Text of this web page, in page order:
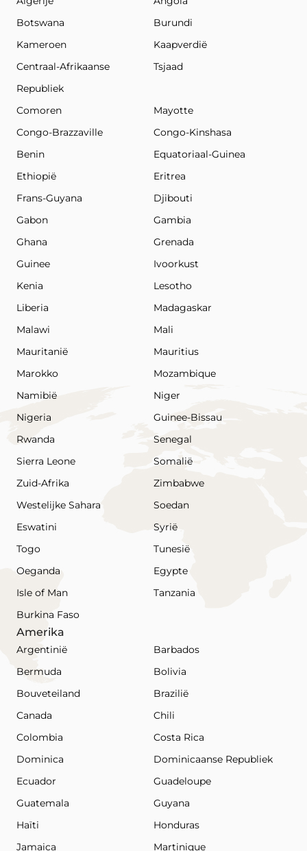
Botswana
Burundi
Kameroen
Kaapverdië
Centraal-Afrikaanse
Republiek
Tsjaad
Comoren
Mayotte
Congo-Brazzaville
Congo-Kinshasa
Benin
Equatoriaal-Guinea
Ethiopië
Eritrea
Frans-Guyana
Djibouti
Gabon
Gambia
Ghana
Grenada
Guinee
Ivoorkust
Kenia
Lesotho
Liberia
Madagaskar
Malawi
Mali
Mauritanië
Mauritius
Marokko
Mozambique
Namibië
Niger
Nigeria
Guinee-Bissau
Rwanda
Senegal
Sierra Leone
Somalië
Zuid-Afrika
Zimbabwe
Westelijke Sahara
Soedan
Eswatini
Syrië
Togo
Tunesië
Oeganda
Egypte
Isle of Man
Tanzania
Burkina Faso
Amerika
Argentinië
Barbados
Bermuda
Bolivia
Bouveteiland
Brazilië
Canada
Chili
Colombia
Costa Rica
Dominica
Dominicaanse Republiek
Ecuador
Guadeloupe
Guatemala
Guyana
Haïti
Honduras
Jamaica
Martinique